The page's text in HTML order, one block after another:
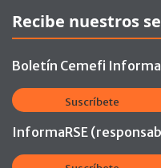
Recibe nuestros
Boletín Cemefi Informa
Suscríbete
InformaRSE